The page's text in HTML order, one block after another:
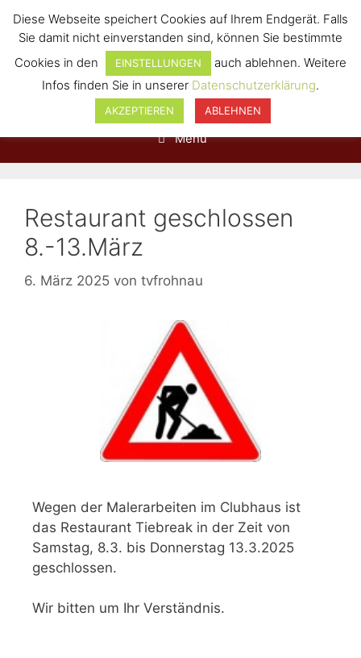
Menü
Restaurant geschlossen
8.-13.März
6. März 2025 von tvfrohnau
Wegen der Malerarbeiten im Clubhaus ist
das Restaurant Tiebreak in der Zeit von
Samstag, 8.3. bis Donnerstag 13.3.2025
geschlossen.
Wir bitten um Ihr Verständnis.
Diese Webseite speichert Cookies auf Ihrem Endgerät. Falls
Sie damit nicht einverstanden sind, können Sie bestimmte
Cookies in den
EINSTELLUNGEN
auch ablehnen. Weitere
Infos finden Sie in unserer Datenschutzerklärung.
AKZEPTIEREN ABLEHNEN